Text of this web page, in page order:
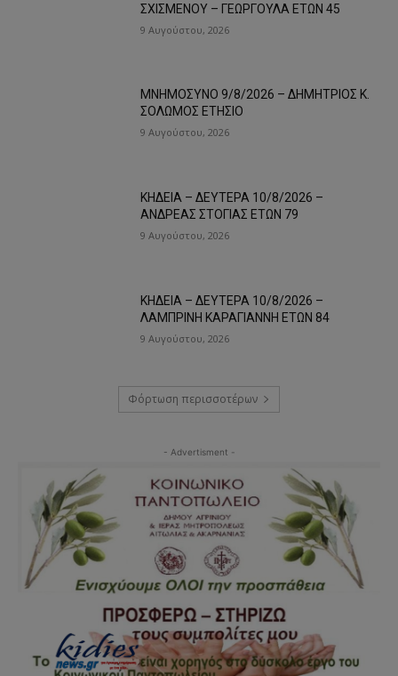
ΣΧΙΣΜΕΝΟΥ – ΓΕΩΡΓΟΥΛΑ ΕΤΩΝ 45
9 Αυγούστου, 2026
ΜΝΗΜΟΣΥΝΟ 9/8/2026 – ΔΗΜΗΤΡΙΟΣ Κ.
ΣΟΛΩΜΟΣ ΕΤΗΣΙΟ
9 Αυγούστου, 2026
ΚΗΔΕΙΑ – ΔΕΥΤΕΡΑ 10/8/2026 –
ΑΝΔΡΕΑΣ ΣΤΟΓΙΑΣ ΕΤΩΝ 79
9 Αυγούστου, 2026
ΚΗΔΕΙΑ – ΔΕΥΤΕΡΑ 10/8/2026 –
ΛΑΜΠΡΙΝΗ ΚΑΡΑΓΙΑΝΝΗ ΕΤΩΝ 84
9 Αυγούστου, 2026
Φόρτωση περισσοτέρων
- Advertisment -